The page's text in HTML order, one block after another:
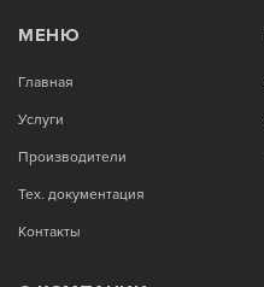
МЕНЮ
Главная
Услуги
Производители
Тех. документация
Контакты